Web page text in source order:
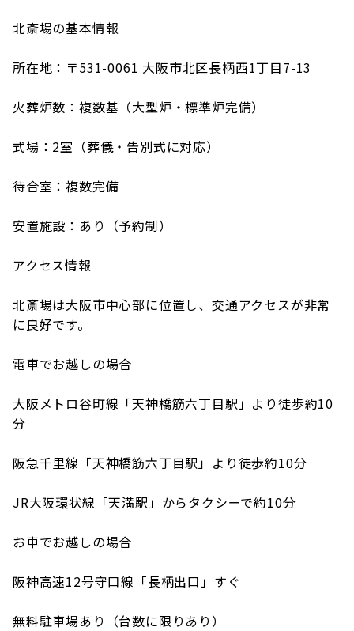
北斎場の基本情報
所在地：〒531-0061 大阪市北区長柄西1丁目7-13
火葬炉数：複数基（大型炉・標準炉完備）
式場：2室（葬儀・告別式に対応）
待合室：複数完備
安置施設：あり（予約制）
アクセス情報
北斎場は大阪市中心部に位置し、交通アクセスが非常
に良好です。
電車でお越しの場合
大阪メトロ谷町線「天神橋筋六丁目駅」より徒歩約10
分
阪急千里線「天神橋筋六丁目駅」より徒歩約10分
JR大阪環状線「天満駅」からタクシーで約10分
お車でお越しの場合
阪神高速12号守口線「長柄出口」すぐ
無料駐車場あり（台数に限りあり）